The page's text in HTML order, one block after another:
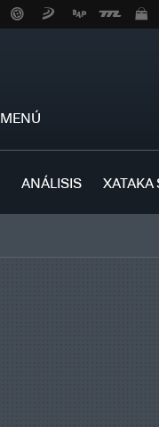
MENÚ
ANÁLISIS XATAKA